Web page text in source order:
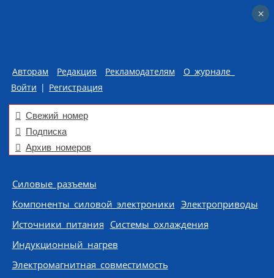
Авторам Редакция Рекламодателям
О журнале
Войти | Регистрация
Свежий номер
Подписка
Архив номеров
Skip to content
Силовые разъемы
Компоненты силовой электроники Электроприводы
Источники питания Системы охлаждения
Индукционный нагрев
Электромагнитная совместимость
×
×